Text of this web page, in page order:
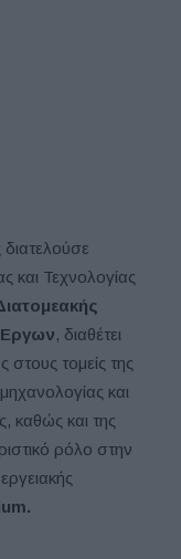
και Τεχνολογίας
Έργων, διαθέτει
στους τομείς της
και
καθώς και της
ρόλο στην